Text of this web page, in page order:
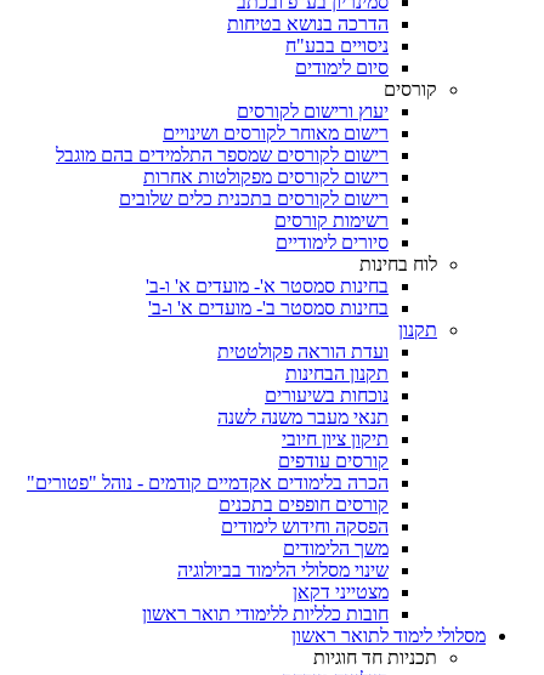
הדרכה בנושא בטיחות
ניסויים בבע"ח
סיום לימודים
קורסים
יעוץ ורישום לקורסים
רישום מאוחר לקורסים ושינויים
רישום לקורסים שמספר התלמידים בהם מוגבל
רישום לקורסים מפקולטות אחרות
רישום לקורסים בתכנית כלים שלובים
רשימות קורסים
סיורים לימודיים
לוח בחינות
בחינות סמסטר א'- מועדים א' ו-ב'
בחינות סמסטר ב'- מועדים א' ו-ב'
תקנון
ועדת הוראה פקולטטית
תקנון הבחינות
נוכחות בשיעורים
תנאי מעבר משנה לשנה
תיקון ציון חיובי
קורסים עודפים
הכרה בלימודים אקדמיים קודמים - נוהל "פטורים"
קורסים חופפים בתכנים
הפסקה וחידוש לימודים
משך הלימודים
שינוי מסלולי הלימוד בביולוגיה
מצטייני דקאן
חובות כלליות ללימודי תואר ראשון
מסלולי לימוד לתואר ראשון
תכניות חד חוגיות